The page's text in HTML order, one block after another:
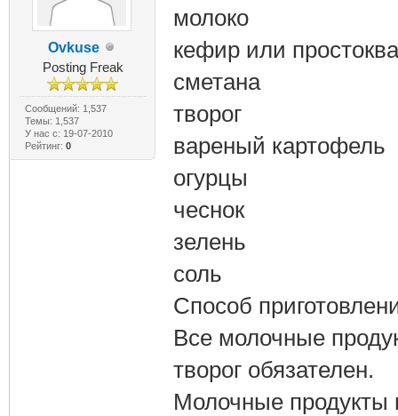
Ovkuse
Posting Freak
Сообщений: 1,537
Темы: 1,537
У нас с: 19-07-2010
Рейтинг: 0
молоко
кефир или
сметана
творог
вареный картофель
огурцы
чеснок
зелень
соль
Способ
Все молочные
творог обязателен.
Молочные продукты